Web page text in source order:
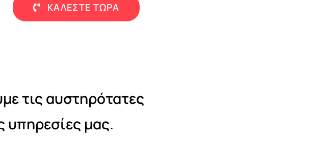
ΚΑΛΕΣΤΕ ΤΩΡΑ
τις αυστηρότατες
υπηρεσίες μας.